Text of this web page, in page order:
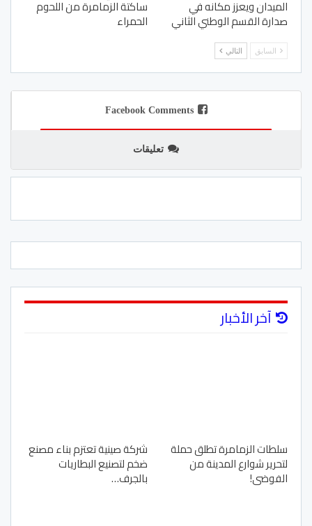
الميدان ويعزز مكانه في
صدارة القسم الوطني الثاني
ساكتة الزمامرة من اللحوم
الحمراء
السابق التالي
Facebook Comments
تعليقات
آخر الأخبار
سلطات الزمامرة تطلق حملة
لتحرير شوارع المدينة من
الفوضى!
شركة صينية تعتزم بناء مصنع
ضخم لتصنيع البطاريات
بالجرف…